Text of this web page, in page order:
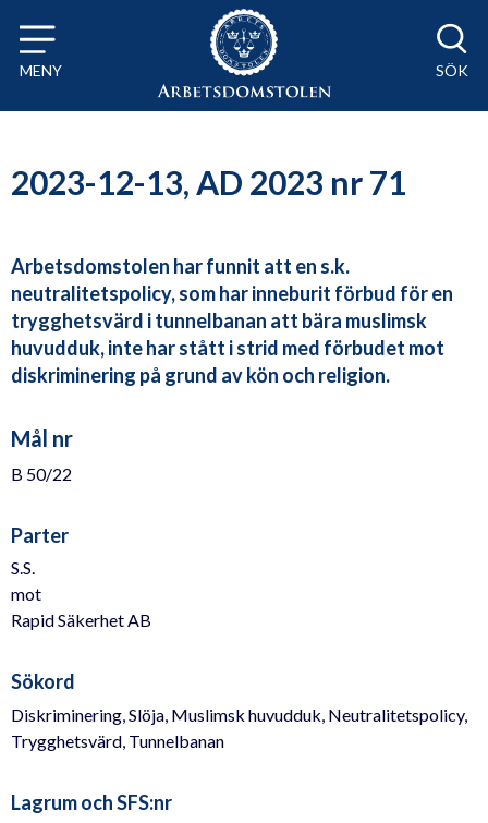
Till innehåll på sidan x
MENY SÖK
2023-12-13, AD 2023 nr 71
Arbetsdomstolen har funnit att en s.k.
neutralitetspolicy, som har inneburit förbud för en
trygghetsvärd i tunnelbanan att bära muslimsk
huvudduk, inte har stått i strid med förbudet mot
diskriminering på grund av kön och religion.
Mål nr
B 50/22
Parter
S.S.
mot
Rapid Säkerhet AB
Sökord
Diskriminering, Slöja, Muslimsk huvudduk, Neutralitetspolicy,
Trygghetsvärd, Tunnelbanan
Lagrum och SFS:nr